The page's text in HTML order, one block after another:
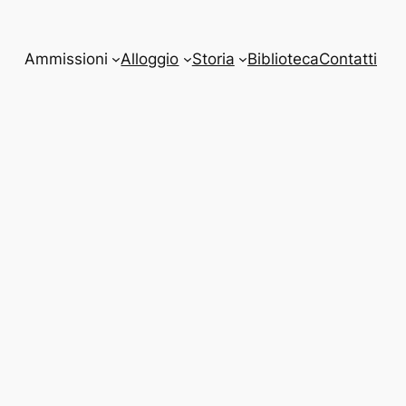
Ammissioni Alloggio Storia BibliotecaContatti